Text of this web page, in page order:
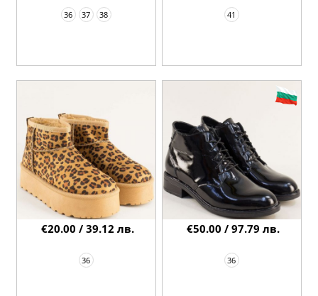
36 37 38 41
36
€20.00 / 39.12 лв.
36
€50.00 / 97.79 лв.